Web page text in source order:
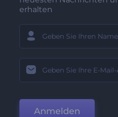
erhalten
Anmelden